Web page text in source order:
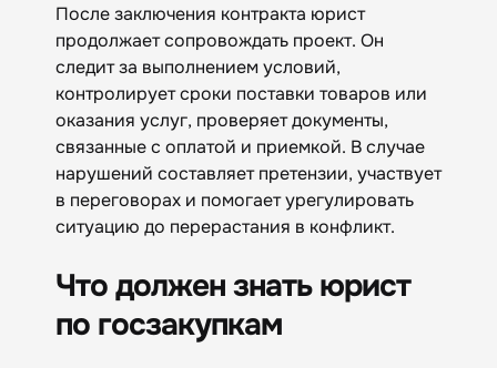
После заключения контракта юрист
продолжает сопровождать проект. Он
следит за выполнением условий,
контролирует сроки поставки товаров или
оказания услуг, проверяет документы,
связанные с оплатой и приемкой. В случае
нарушений составляет претензии, участвует
в переговорах и помогает урегулировать
ситуацию до перерастания в конфликт.
Что должен знать юрист
по госзакупкам